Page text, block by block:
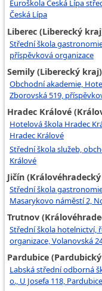
Euroškola Česká Lípa
Česká Lípa
Liberec (Liberecký
Střední škola
příspěvková organizace
Semily (Liberecký kraj)
Obchodní akademie,
Zborovská 519,
Hradec Králové
Hotelová škola Hradec
Hradec Králové
Střední škola služeb,
Králové
Jičín
Střední škola
Masarykovo náměstí 2,
Trutnov
Střední škola hotelnictví,
organizace, Volanovská
Pardubice
Labská střední odborná
o., U Josefa 118, Pardubice